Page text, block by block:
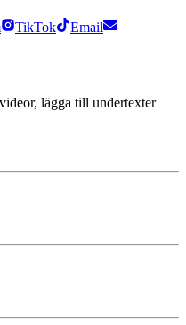
TikTok Email
lägga till undertexter